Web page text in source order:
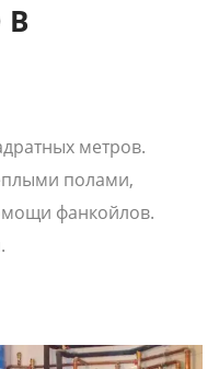
В
метров.
полами,
фанкойлов.